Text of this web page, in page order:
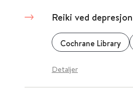
Reiki ved
Cochrane Library
Detaljer